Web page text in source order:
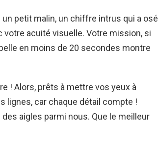
petit malin, un chiffre intrus qui a osé
votre acuité visuelle. Votre mission, si
en moins de 20 secondes montre
! Alors, prêts à mettre vos yeux à
lignes, car chaque détail compte !
aigles parmi nous. Que le meilleur